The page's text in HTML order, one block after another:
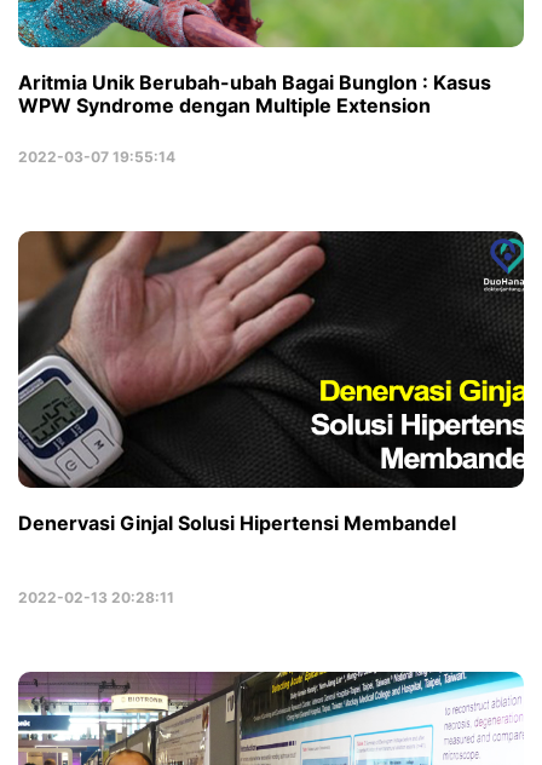
Aritmia Unik Berubah-ubah Bagai Bunglon : Kasus
WPW Syndrome dengan Multiple Extension
2022-03-07 19:55:14
Denervasi Ginjal Solusi Hipertensi Membandel
2022-02-13 20:28:11